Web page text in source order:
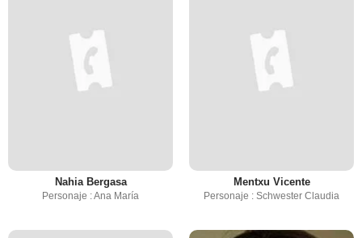
Nahia Bergasa
Personaje : Ana María
Mentxu Vicente
Personaje : Schwester Claudia